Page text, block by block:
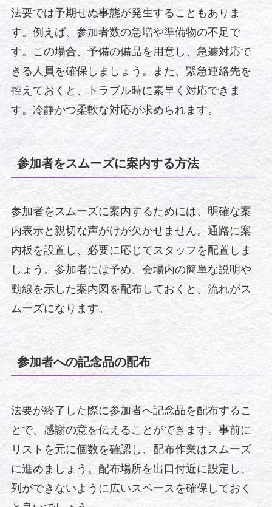
法要では予期せぬ事態が発生することもありま
す。例えば、参加者数の急増や準備物の不足で
す。この場合、予備の備品を用意し、急遽対応で
きる人員を確保しましょう。また、緊急連絡先を
控えておくと、トラブル時に素早く対応できま
す。冷静かつ柔軟な対応が求められます。
参加者をスムーズに案内する方法
参加者をスムーズに案内するためには、明確な案
内表示と親切な声がけが欠かせません。通路に案
内板を設置し、必要に応じてスタッフを配置しま
しょう。参加者には予め、会場内の簡単な説明や
動線を示した案内図を配布しておくと、流れがス
ムーズになります。
参加者への記念品の配布
法要が終了した際に参加者へ記念品を配布するこ
とで、感謝の意を伝えることができます。事前に
リストを元に個数を確認し、配布作業はスムーズ
に進めましょう。配布場所を出口付近に設定し、
列ができないように広いスペースを確保しておく